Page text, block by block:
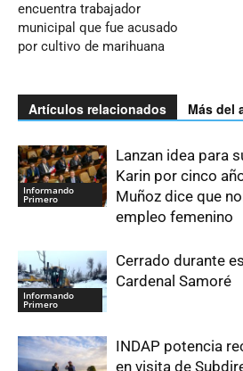
encuentra trabajador
municipal que fue acusado
por cultivo de marihuana
Artículos relacionados Más del
Informando
Primero
Lanzan idea para
Karin por cinco
Muñoz dice que
empleo femenino
Informando
Primero
Cerrado durante
Cardenal Samoré
INDAP potencia
en visita de